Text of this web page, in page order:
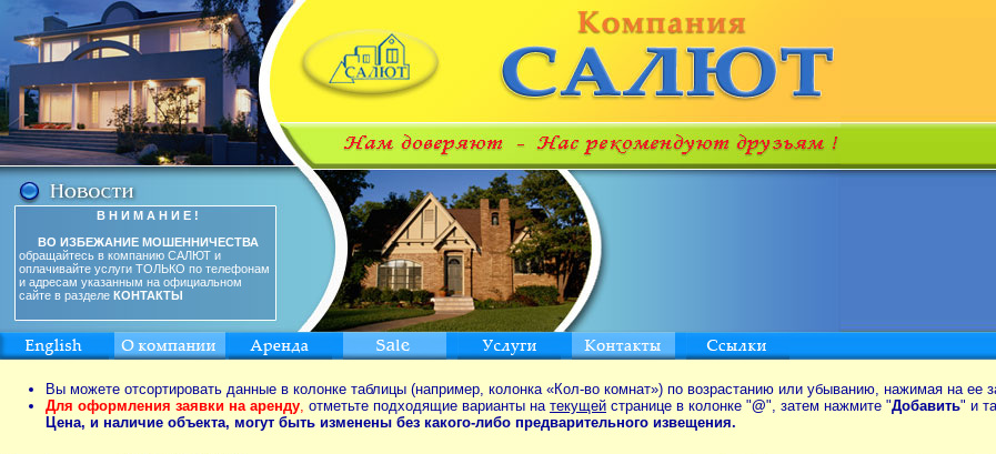
В Н И М А Н И Е !
ВО ИЗБЕЖАНИЕ МОШЕННИЧЕСТВА
обращайтесь в компанию САЛЮТ и
оплачивайте услуги ТОЛЬКО по телефонам
и адресам указанным на официальном
сайте в разделе КОНТАКТЫ
Вы можете отсортировать данные в колонке таблицы (например, колонка «Кол-во комнат») по возрастанию или убыванию, нажимая на ее
Для оформления заявки на аренду, отметьте подходящие варианты на текущей странице в колонке "@", затем нажмите "Добавить" и
Цена, и наличие объекта, могут быть изменены без какого-либо предварительного извещения.